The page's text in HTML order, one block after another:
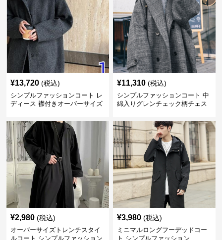
¥13,720 (税込)
シンプルファッションコート レ
ディース 襟付きオーバーサイズ
¥11,310 (税込)
シンプルファッションコート 中
綿入りグレンチェック柄チェス
¥2,980 (税込)
オーバーサイズトレンチスタイ
ルコート シンプルファッション
¥3,980 (税込)
ミニマルロングフーデッドコー
ト シンプルファッション